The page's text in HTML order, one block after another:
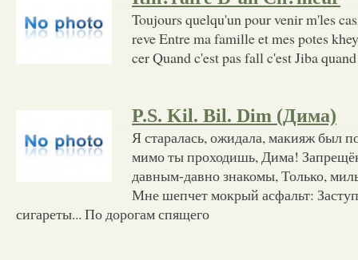
Toujours quelqu'un pour venir m'les
reve Entre ma famille et mes potes
cer Quand c'est pas fall c'est Jiba
P.S. Kil. Bil. Dim (Дима)
Я старалась, ожидала, макияж был
мимо ты проходишь, Дима!
давным-давно знакомы, Только,
Мне шепчет мокрый асфальт:
сигареты... По дорогам спящего